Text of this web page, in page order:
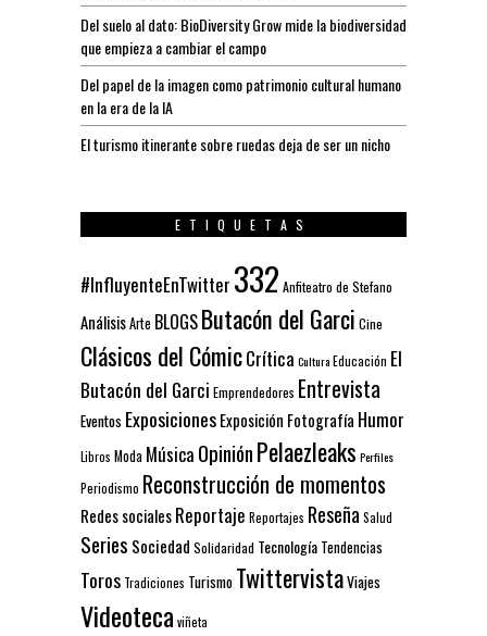
Del suelo al dato: BioDiversity Grow mide la biodiversidad
que empieza a cambiar el campo
Del papel de la imagen como patrimonio cultural humano
en la era de la IA
El turismo itinerante sobre ruedas deja de ser un nicho
ETIQUETAS
#InfluyenteEnTwitter 332 Anfiteatro de Stefano
AnálisisArte BLOGSButacón del Garci Cine
Clásicos del CómicCrítica CulturaEducación El
Butacón del Garci Emprendedores Entrevista
Eventos ExposicionesExposición Fotografía Humor
Libros Moda Música OpiniónPelaezleaks Perfiles
Periodismo Reconstrucción de momentos
Redes socialesReportaje Reportajes Reseña Salud
Series Sociedad Solidaridad Tecnología Tendencias
Toros Tradiciones Turismo TwittervistaViajes
Videoteca viñeta